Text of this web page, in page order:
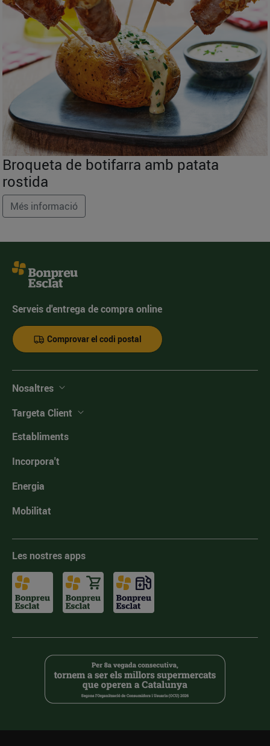
Broqueta de botifarra amb patata
rostida
Més informació
Serveis d'entrega de compra online
Comprovar el codi postal
Nosaltres
Targeta Client
Establiments
Incorpora't
Energia
Mobilitat
Les nostres apps